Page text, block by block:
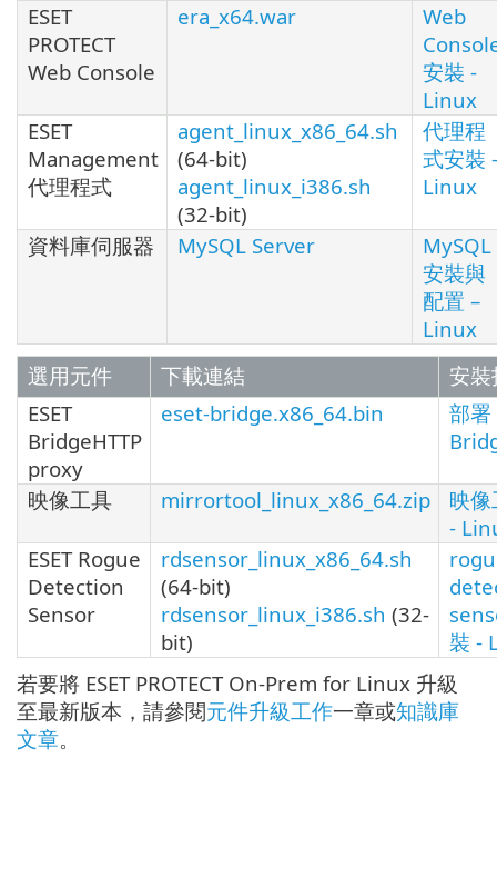
ESET
PROTECT
Web Console
era_x64.war
Web
安裝 -
Linux
ESET
Management
代理程式
agent_linux_x86_64.sh
(64-bit)
agent_linux_i386.sh
(32-bit)
代理程
式安裝 -
Linux
資料庫伺服器 MySQL Server
MySQL
安裝與
配置 –
Linux
選用元件
下載連結
安裝
ESET
BridgeHTTP
proxy
eset-bridge.x86_64.bin
部署
映像工具 mirrortool_linux_x86_64.zip
映
-
ESET Rogue
Detection
Sensor
rdsensor_linux_x86_64.sh
(64-bit)
rdsensor_linux_i386.sh (32-
bit)
裝 -
若要將 ESET PROTECT On-Prem for Linux 升級
至最新版本，請參閱元件升級工作一章或知識庫
文章。